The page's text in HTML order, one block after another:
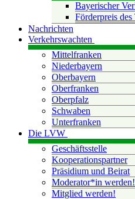
Bayerischer
Förderpreis
Nachrichten
Verkehrswachten
Mittelfranken
Niederbayern
Oberbayern
Oberfranken
Oberpfalz
Schwaben
Unterfranken
Die LVW
Geschäftsstelle
Kooperationspartner
Präsidium und Beirat
Moderator*in werden!
Mitglied werden!